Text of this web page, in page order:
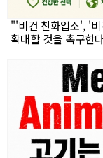
"'비건 친화업소', '
확대할 것을 촉구한